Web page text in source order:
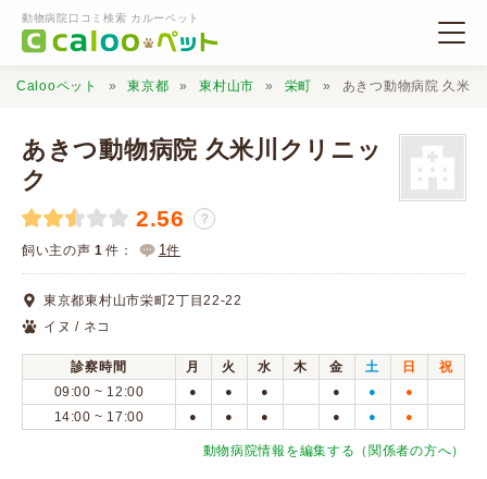
動物病院口コミ検索 カルーペット
動物病院検索
口コミ投稿
Calooペット 東京都 東村山市 栄町 あきつ動物病院 久米
あきつ動物病院 久米川クリニッ
ク
2.56 ？
飼い主の声 1 件： 1件
東京都東村山市栄町2丁目22-22
イヌ / ネコ
診察時間 月 火 水 木 金 土 日
祝
09:00 ~ 12:00
● ● ● ● ● ●
14:00 ~ 17:00 ● ● ● ● ● ●
動物病院情報を編集する（関係者の方へ）